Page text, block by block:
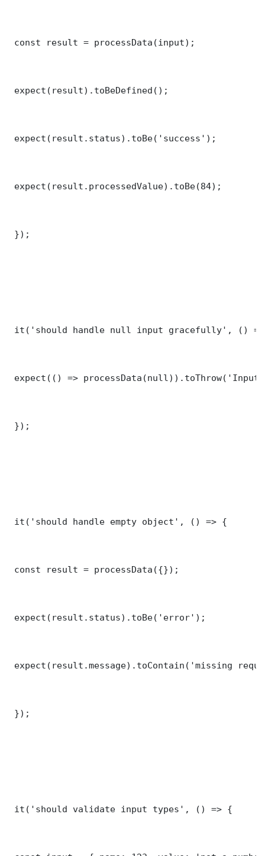
const result = processData(input);
expect(result).toBeDefined();
expect(result.status).toBe('success');
expect(result.processedValue).toBe(84);
});
it('should handle null input gracefully', ()
expect(() =>
});
it('should handle empty object', () => {
const result = processData({});
expect(result.status).toBe('error');
expect(result.message).toContain('missing
});
it('should validate input types', () => {